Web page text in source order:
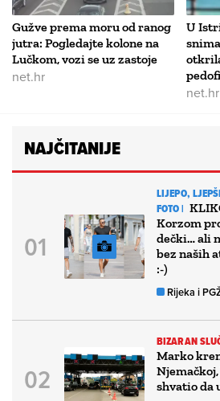
Gužve prema moru od ranog
jutra: Pogledajte kolone na
Lučkom, vozi se uz zastoje
net.hr
U
net.hr
NAJČITANIJE
LIJEPO,
FOTO |
Korzom
dečki… ali
bez naših
:-)
Rijeka i
BIZARAN
Marko
shvatio da